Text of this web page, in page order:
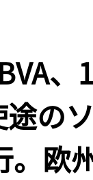
の
。欧